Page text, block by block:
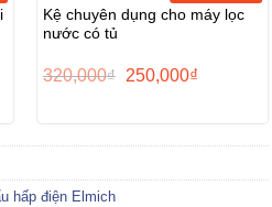
Kệ chuyên dụng cho máy lọc
nước có tủ
320,000₫
Giá
320,000₫.
250,000₫Giá
là:
hấp điện Elmich